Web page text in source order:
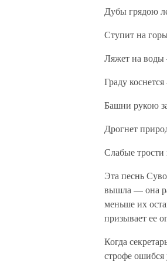
Дубы грядою
Ступит на
Ляжет на
Граду
Башни рукою
Дрогнет
Слабые
Эта песнь
вышла — она
меньше их
призывает ее
Когда
строфе ошибся